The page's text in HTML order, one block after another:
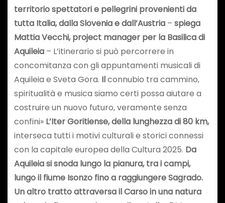
territorio spettatori e pellegrini provenienti da
tutta Italia, dalla Slovenia e dall’Austria– spiega
Mattia Vecchi, project manager per la Basilica di
Aquileia– L’itinerario si può percorrere in
concomitanza con gli appuntamenti musicali di
Aquileia e Sveta Gora. Ilconnubio tra cammino,
spiritualità e musica siamo certi possa aiutare a
costruire un nuovo futuro, veramente senza
confini»L’Iter Goritiense, della lunghezza di 80 km,
interseca tutti i motivi culturali e storici connessi
con la capitale europea della Cultura 2025. Da
Aquileia si snoda lungo la pianura, tra i campi,
lungo il fiume Isonzo fino a raggiungere Sagrado.
Un altro tratto attraversa il Carso in una natura